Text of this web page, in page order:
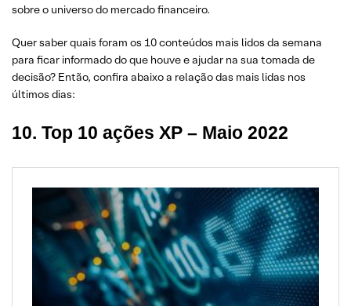
2. Como declarar VGBL e PGBL no imposto de renda?
1. Como declarar ações no imposto de renda em 6 passos
sobre o universo do mercado financeiro.
Quer saber quais foram os 10 conteúdos mais lidos da semana
para ficar informado do que houve e ajudar na sua tomada de
decisão? Então, confira abaixo a relação das mais lidas nos
últimos dias:
10. Top 10 ações XP – Maio 2022